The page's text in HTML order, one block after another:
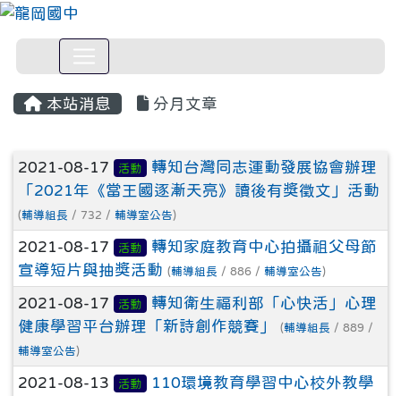
本站消息 分月文章
文章列表
2021-08-17 活動
轉知台灣同志運動發展協會辦理
「2021年《當王國逐漸天亮》讀後有獎徵文」活動
(輔導組長 / 732 / 輔導室公告)
2021-08-17 活動
轉知家庭教育中心拍攝祖父母節
宣導短片與抽獎活動 (輔導組長 / 886 / 輔導室公告)
2021-08-17 活動
轉知衛生福利部「心快活」心理
健康學習平台辦理「新詩創作競賽」
(輔導組長 / 889 /
輔導室公告)
2021-08-13 活動
110環境教育學習中心校外教學